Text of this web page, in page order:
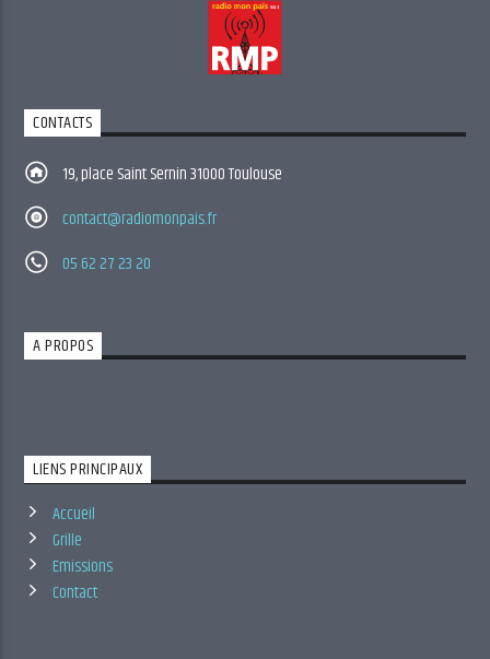
CONTACTS
19, place Saint Sernin 31000 Toulouse
contact@radiomonpais.fr
05 62 27 23 20
A PROPOS
LIENS PRINCIPAUX
Accueil
Grille
Emissions
Contact